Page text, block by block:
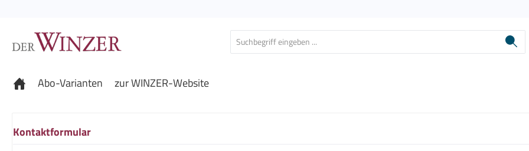
Abo-Varianten zur WINZER-Website
Kontaktformular